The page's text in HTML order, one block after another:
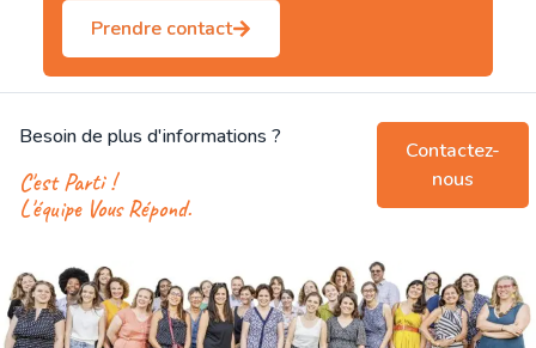
Prendre contact
Besoin de plus d'informations ?
C'est Parti !
L'équipe Vous Répond.
Contactez-
nous